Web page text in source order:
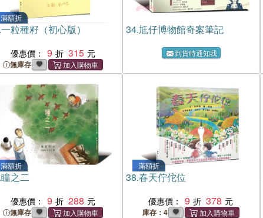
滿額折
一粒種籽（初心版）
優惠價： 9 315
無庫存
34.尪仔博物館奇案筆記
到貨時通知我
滿額折
瞳之二
優惠價： 9 288
無庫存
滿額折
38.春天佇佗位
優惠價： 9 378
庫存：4